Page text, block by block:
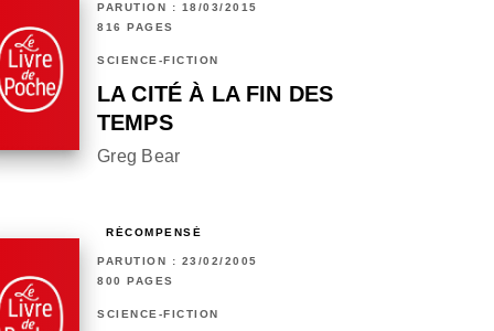
PARUTION : 18/03/2015
816 PAGES
SCIENCE-FICTION
LA CITÉ À LA FIN DES
TEMPS
Greg Bear
RÉCOMPENSÉ
PARUTION : 23/02/2005
800 PAGES
SCIENCE-FICTION